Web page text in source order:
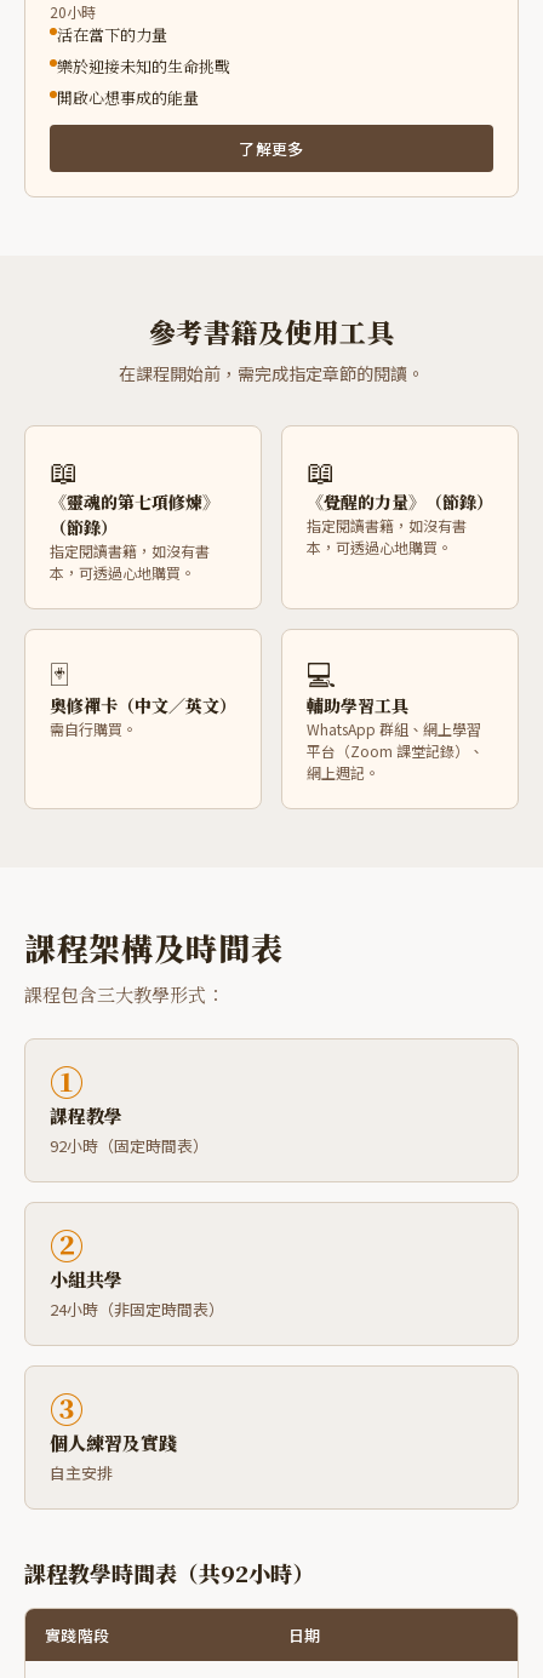
20小時
活在當下的力量
樂於迎接未知的生命挑戰
開啟心想事成的能量
了解更多
參考書籍及使用工具
在課程開始前，需完成指定章節的閱讀。
📖
《靈魂的第七項修煉》
（節錄）
指定閱讀書籍，如沒有書
本，可透過心地購買。
📖
《覺醒的力量》（節錄）
指定閱讀書籍，如沒有書
本，可透過心地購買。
🃏
奧修禪卡（中文／英文）
需自行購買。
💻
輔助學習工具
WhatsApp 群組、網上學習
平台（Zoom 課堂記錄）、
網上週記。
課程架構及時間表
課程包含三大教學形式：
①
課程教學
92小時（固定時間表）
②
小組共學
24小時（非固定時間表）
③
個人練習及實踐
自主安排
課程教學時間表（共92小時）
實踐階段 日期